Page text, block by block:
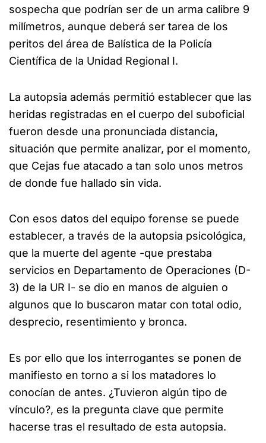
sospecha que podrían ser de un arma calibre 9
milímetros, aunque deberá ser tarea de los
peritos del área de Balística de la Policía
Científica de la Unidad Regional I.
La autopsia además permitió establecer que las
heridas registradas en el cuerpo del suboficial
fueron desde una pronunciada distancia,
situación que permite analizar, por el momento,
que Cejas fue atacado a tan solo unos metros
de donde fue hallado sin vida.
Con esos datos del equipo forense se puede
establecer, a través de la autopsia psicológica,
que la muerte del agente -que prestaba
servicios en Departamento de Operaciones (D-
3) de la UR I- se dio en manos de alguien o
algunos que lo buscaron matar con total odio,
desprecio, resentimiento y bronca.
Es por ello que los interrogantes se ponen de
manifiesto en torno a si los matadores lo
conocían de antes. ¿Tuvieron algún tipo de
vínculo?, es la pregunta clave que permite
hacerse tras el resultado de esta autopsia.